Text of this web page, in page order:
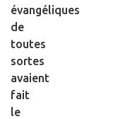
évangéliques
de
toutes
sortes
avaient
fait
le